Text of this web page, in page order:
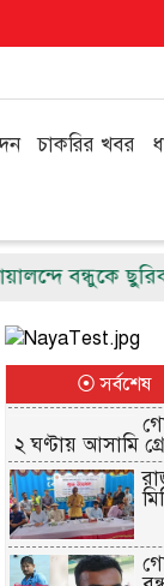
চাকরির খবর
বন্ধুকে
⦿ সর্বশেষ
২ ঘণ্টায় আসামি